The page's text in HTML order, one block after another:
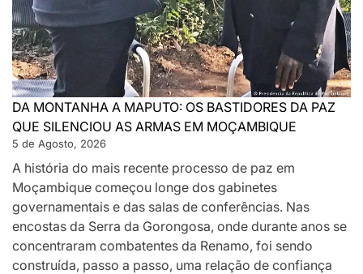
DA MONTANHA A MAPUTO: OS BASTIDORES DA PAZ
QUE SILENCIOU AS ARMAS EM MOÇAMBIQUE
5 de Agosto, 2026
A história do mais recente processo de paz em
Moçambique começou longe dos gabinetes
governamentais e das salas de conferências. Nas
encostas da Serra da Gorongosa, onde durante anos se
concentraram combatentes da Renamo, foi sendo
construída, passo a passo, uma relação de confiança